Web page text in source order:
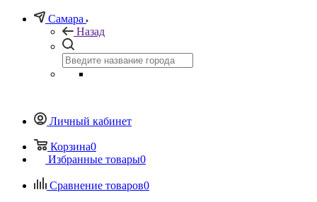
Самара
Назад
Личный кабинет
Корзина0
Избранные товары0
Сравнение товаров0